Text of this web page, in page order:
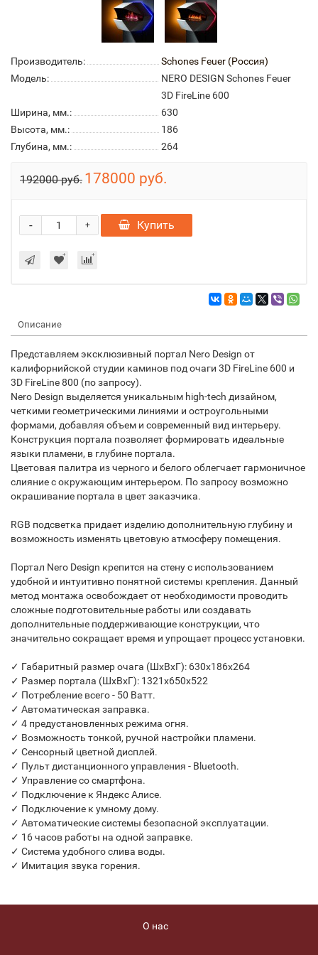
Производитель:
Schones Feuer (Россия)
Модель:
NERO DESIGN Schones Feuer
3D FireLine 600
Ширина, мм.:
630
Высота, мм.:
186
Глубина, мм.:
264
192000 руб. 178000 руб.
+
- Купить
Описание
Представляем эксклюзивный портал Nero Design от
калифорнийской студии каминов под очаги 3D FireLine 600 и
3D FireLine 800 (по запросу).
Nero Design выделяется уникальным high-tech дизайном,
четкими геометрическими линиями и остроугольными
формами, добавляя объем и современный вид интерьеру.
Конструкция портала позволяет формировать идеальные
языки пламени, в глубине портала.
Цветовая палитра из черного и белого облегчает гармоничное
слияние с окружающим интерьером. По запросу возможно
окрашивание портала в цвет заказчика.
RGB подсветка придает изделию дополнительную глубину и
возможность изменять цветовую атмосферу помещения.
Портал Nero Design крепится на стену с использованием
удобной и интуитивно понятной системы крепления. Данный
метод монтажа освобождает от необходимости проводить
сложные подготовительные работы или создавать
дополнительные поддерживающие конструкции, что
значительно сокращает время и упрощает процесс установки.
✓ Габаритный размер очага (ШхВхГ): 630х186х264
✓ Размер портала (ШхВхГ): 1321х650х522
✓ Потребление всего - 50 Ватт.
✓ Автоматическая заправка.
✓ 4 предустановленных режима огня.
✓ Возможность тонкой, ручной настройки пламени.
✓ Сенсорный цветной дисплей.
✓ Пульт дистанционного управления - Bluetooth.
✓ Управление со смартфона.
✓ Подключение к Яндекс Алисе.
✓ Подключение к умному дому.
✓ Автоматические системы безопасной эксплуатации.
✓ 16 часов работы на одной заправке.
✓ Система удобного слива воды.
✓ Имитация звука горения.
О нас